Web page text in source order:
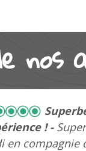
nos
que
Le guide